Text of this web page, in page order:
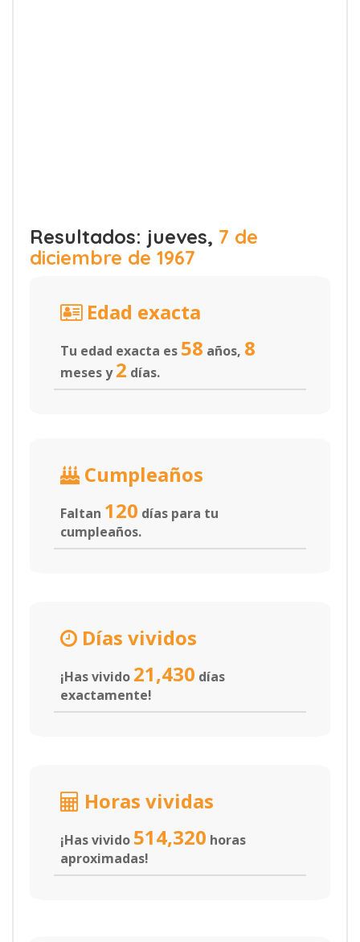
Resultados: jueves, 7 de
diciembre de 1967
Edad exacta
Tu edad exacta es 58 años, 8
meses y2 días.
Cumpleaños
Faltan 120 días para tu
cumpleaños.
Días vividos
¡Has vivido 21,430 días
exactamente!
Horas vividas
¡Has vivido 514,320 horas
aproximadas!